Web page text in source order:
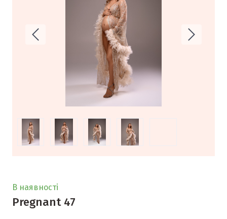
В наявності
Pregnant 47